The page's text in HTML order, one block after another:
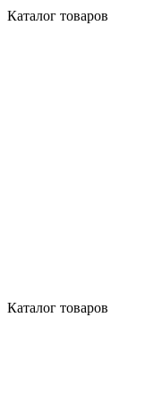
Каталог товаров
Каталог товаров